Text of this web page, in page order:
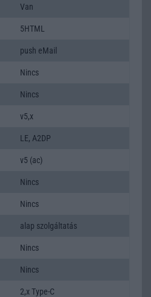
Van
5HTML
push eMail
Nincs
Nincs
v5,x
LE, A2DP
v5 (ac)
Nincs
Nincs
alap szolgáltatás
Nincs
Nincs
2,x Type-C